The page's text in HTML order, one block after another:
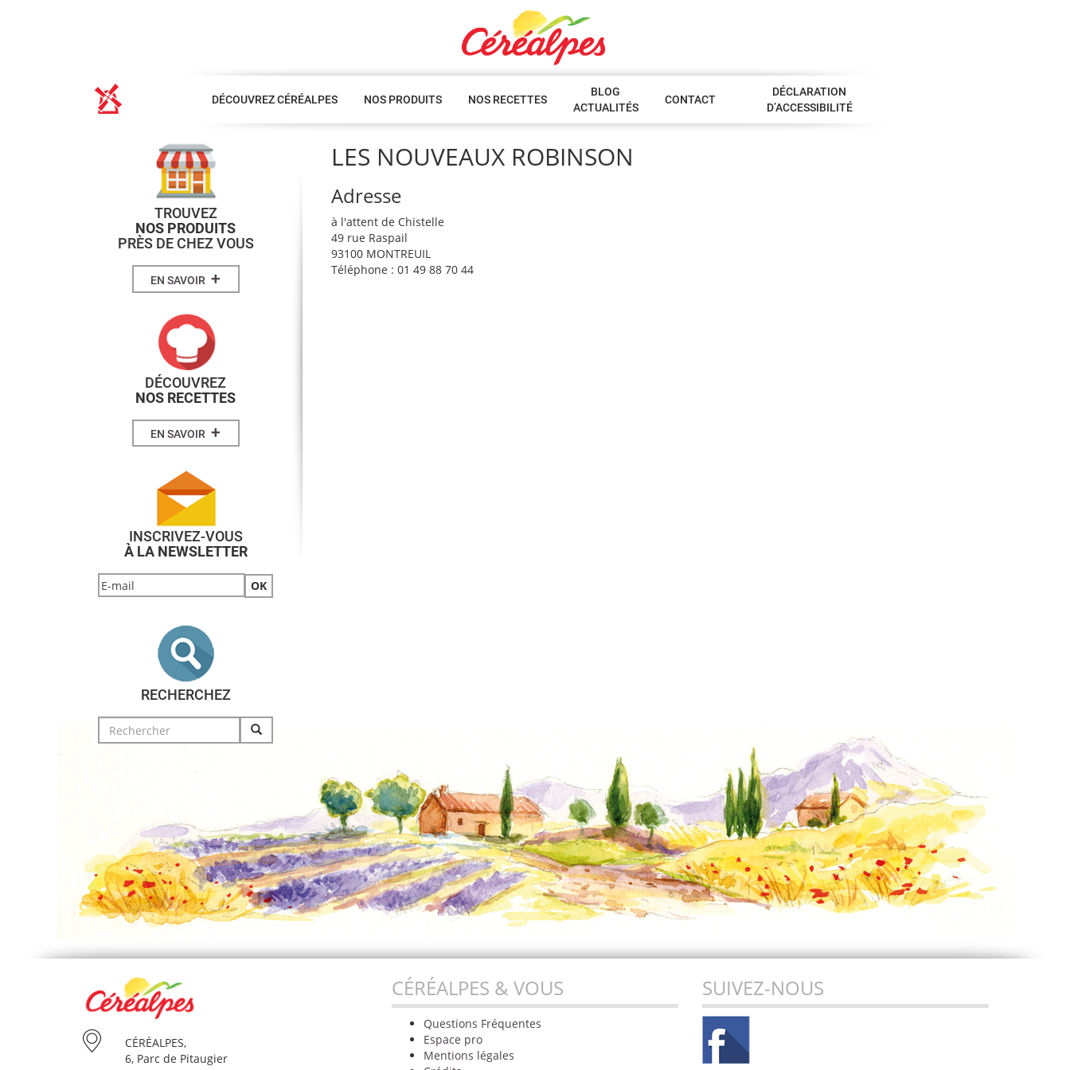
DÉCOUVREZ CÉRÉALPES NOS PRODUITS NOS RECETTES
BLOG
ACTUALITÉS
CONTACT
DÉCLARATION
D’ACCESSIBILITÉ
LES NOUVEAUX ROBINSON
Adresse
à l'attent de Chistelle
49 rue Raspail
93100 MONTREUIL
Téléphone : 01 49 88 70 44
TROUVEZ
NOS PRODUITS
PRÈS DE CHEZ VOUS
EN SAVOIR +
DÉCOUVREZ
NOS RECETTES
EN SAVOIR +
INSCRIVEZ-VOUS
À LA NEWSLETTER
RECHERCHEZ
Search
for:
CÉRÉALPES,
6, Parc de Pitaugier
CÉRÉALPES & VOUS
Questions Fréquentes
Espace pro
Mentions légales
SUIVEZ-NOUS